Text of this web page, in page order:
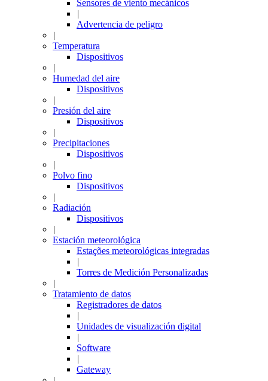
Sensores de viento mecánicos
|
Advertencia de peligro
|
Temperatura
Dispositivos
|
Humedad del aire
Dispositivos
|
Presión del aire
Dispositivos
|
Precipitaciones
Dispositivos
|
Polvo fino
Dispositivos
|
Radiación
Dispositivos
|
Estación meteorológica
Estações meteorológicas integradas
|
Torres de Medición Personalizadas
|
Tratamiento de datos
Registradores de datos
|
Unidades de visualización digital
|
Software
|
Gateway